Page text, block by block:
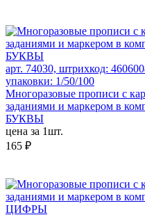
арт. 74030, штрихкод:
упаковки: 1/50/100
Многоразовые прописи с
заданиями и маркером в
БУКВЫ
цена за 1шт.
165 ₽